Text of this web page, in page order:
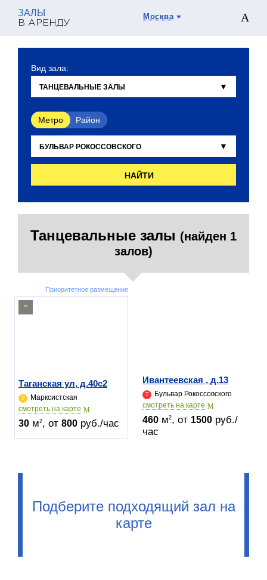
ЗАЛЫ
В АРЕНДУ
Москва
Вид зала:
Метро Район
НАЙТИ
Танцевальные залы (найден 1
залов)
Приоритетное размещение
Таганская ул, д.40c2
Марксистская
cмотреть на карте
30 м2, от 800 руб./час
Ивантеевская , д.13
Бульвар Рокоссовского
cмотреть на карте
460 м2, от 1500 руб./
час
Подберите подходящий зал на
карте